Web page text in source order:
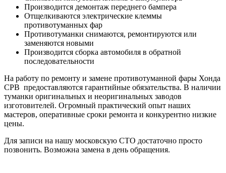
Производится демонтаж переднего бампера
Отщелкиваются электрические клеммы
противотуманных фар
Противотуманки снимаются, ремонтируются или
заменяются новыми
Производится сборка автомобиля в обратной
последовательности
На работу по ремонту и замене противотуманной фары Хонда
СРВ предоставляются гарантийные обязательства. В наличии
туманки оригинальных и неоригинальных заводов
изготовителей. Огромный практический опыт наших
мастеров, оперативные сроки ремонта и конкурентно низкие
цены.
Для записи на нашу московскую СТО достаточно просто
позвонить. Возможна замена в день обращения.